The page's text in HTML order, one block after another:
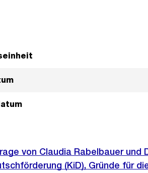
von Claudia Rabelbauer
(KiD), Gründe für